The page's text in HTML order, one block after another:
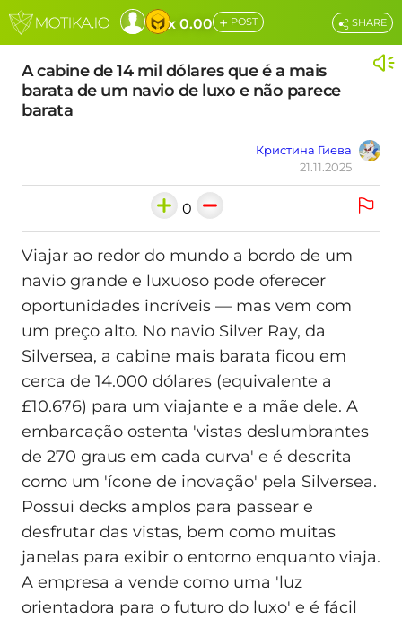
x 0.00 + POST
A cabine de 14 mil dólares que é a mais
barata de um navio de luxo e não parece
barata
Кристина Гиева
21.11.2025
SHARE
0
Viajar ao redor do mundo a bordo de um
navio grande e luxuoso pode oferecer
oportunidades incríveis — mas vem com
um preço alto. No navio Silver Ray, da
Silversea, a cabine mais barata ficou em
cerca de 14.000 dólares (equivalente a
£10.676) para um viajante e a mãe dele. A
embarcação ostenta 'vistas deslumbrantes
de 270 graus em cada curva' e é descrita
como um 'ícone de inovação' pela Silversea.
Possui decks amplos para passear e
desfrutar das vistas, bem como muitas
janelas para exibir o entorno enquanto viaja.
A empresa a vende como uma 'luz
orientadora para o futuro do luxo' e é fácil